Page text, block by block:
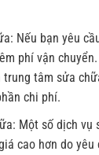
Nếu bạn yêu
phí vận
trung tâm sửa
chi phí.
Một số dịch vụ
cao hơn do